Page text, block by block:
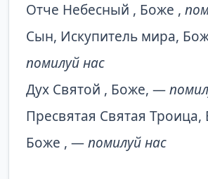
Отче Небесный , Боже ,
Сын, Искупитель мира,
помилуй нас
Дух Святой , Боже, —
Пресвятая Святая
Боже , —помилуй нас